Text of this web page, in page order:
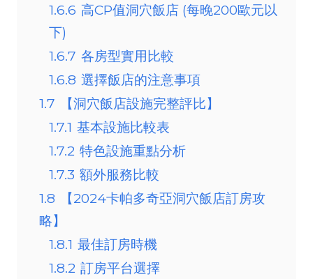
1.6.6 高CP值洞穴飯店 (每晚200歐元以
下)
1.6.7 各房型實用比較
1.6.8 選擇飯店的注意事項
1.7
【洞穴飯店設施完整評比】
1.7.1 基本設施比較表
1.7.2 特色設施重點分析
1.7.3 額外服務比較
1.8
【2024卡帕多奇亞洞穴飯店訂房攻
略】
1.8.1 最佳訂房時機
1.8.2 訂房平台選擇